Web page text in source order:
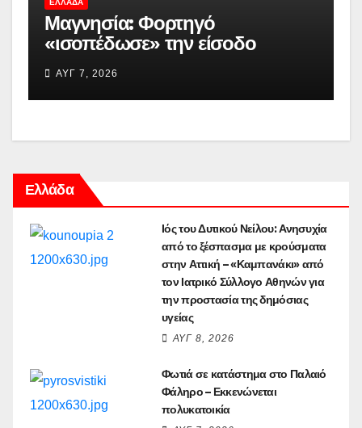
ΕΛΛΆΔΑ
Μαγνησία: Φορτηγό
«ισοπέδωσε» την είσοδο
πολυκατοικίας στα Κανάλια
ΑΥΓ 7, 2026
Ελλάδα
Ιός του Δυτικού Νείλου: Ανησυχία
από το ξέσπασμα με κρούσματα
στην Αττική – «Καμπανάκι» από
τον Ιατρικό Σύλλογο Αθηνών για
την προστασία της δημόσιας
υγείας
ΑΥΓ 8, 2026
Φωτιά σε κατάστημα στο Παλαιό
Φάληρο – Εκκενώνεται
πολυκατοικία